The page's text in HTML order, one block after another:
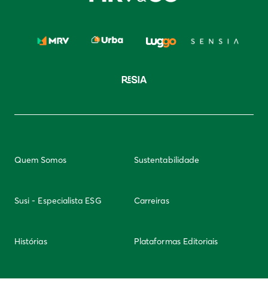
Quem Somos Sustentabilidade
Susi - Especialista ESG Carreiras
Histórias Plataformas Editoriais
Newsletter Integridade